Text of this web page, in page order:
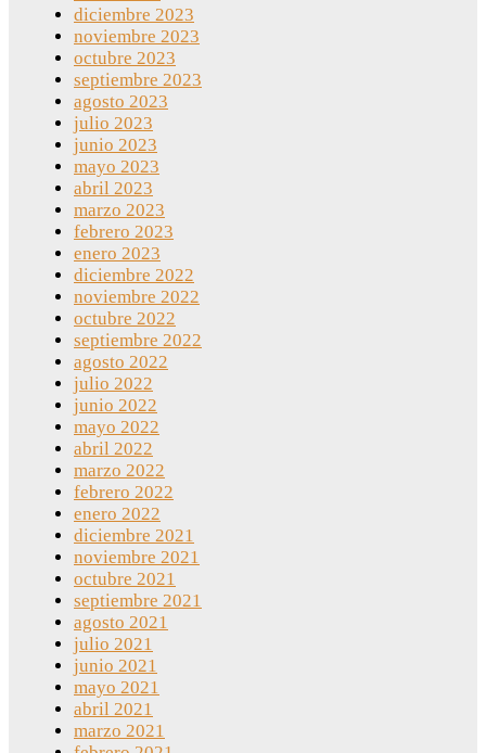
diciembre 2023
noviembre 2023
octubre 2023
septiembre 2023
agosto 2023
julio 2023
junio 2023
mayo 2023
abril 2023
marzo 2023
febrero 2023
enero 2023
diciembre 2022
noviembre 2022
octubre 2022
septiembre 2022
agosto 2022
julio 2022
junio 2022
mayo 2022
abril 2022
marzo 2022
febrero 2022
enero 2022
diciembre 2021
noviembre 2021
octubre 2021
septiembre 2021
agosto 2021
julio 2021
junio 2021
mayo 2021
abril 2021
marzo 2021